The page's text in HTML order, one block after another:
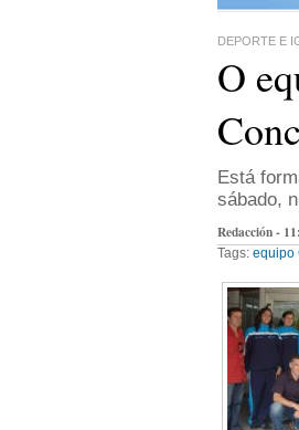
DEPORTE E
O
Está
sábado,
Redacción -
Tags: equipo